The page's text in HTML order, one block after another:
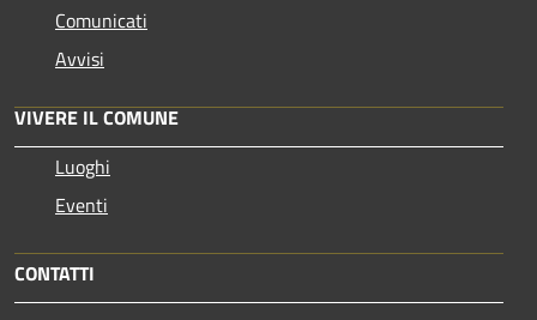
Comunicati
Avvisi
VIVERE IL COMUNE
Luoghi
Eventi
CONTATTI